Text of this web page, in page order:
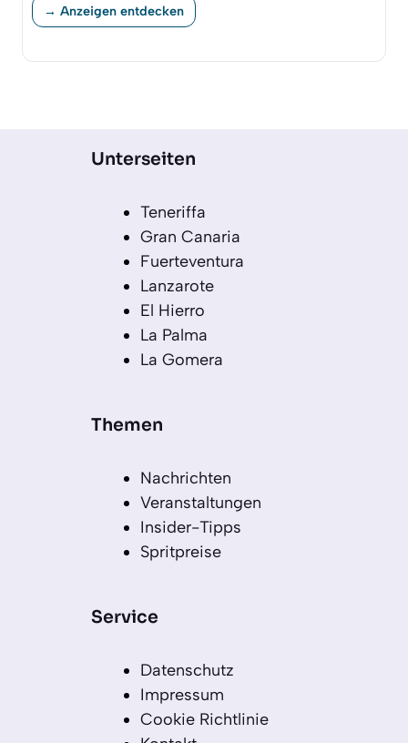
→ Anzeigen entdecken
Unterseiten
Teneriffa
Gran Canaria
Fuerteventura
Lanzarote
El Hierro
La Palma
La Gomera
Themen
Nachrichten
Veranstaltungen
Insider-Tipps
Spritpreise
Service
Datenschutz
Impressum
Cookie Richtlinie